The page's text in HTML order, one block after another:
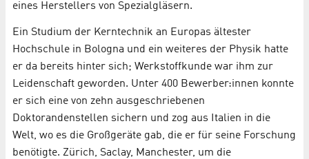
eines Herstellers von Spezialgläsern.
Ein Studium der Kerntechnik an Europas ältester
Hochschule in Bologna und ein weiteres der Physik hatte
er da bereits hinter sich; Werkstoffkunde war ihm zur
Leidenschaft geworden. Unter 400 Bewerber:innen konnte
er sich eine von zehn ausgeschriebenen
Doktorandenstellen sichern und zog aus Italien in die
Welt, wo es die Großgeräte gab, die er für seine Forschung
benötigte. Zürich, Saclay, Manchester, um die